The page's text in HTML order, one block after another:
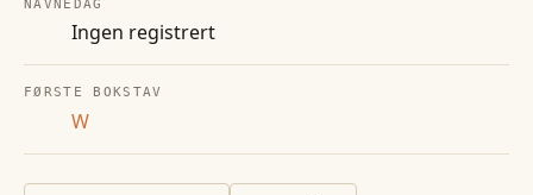
NAVNEDAG
Ingen registrert
FØRSTE BOKSTAV
W